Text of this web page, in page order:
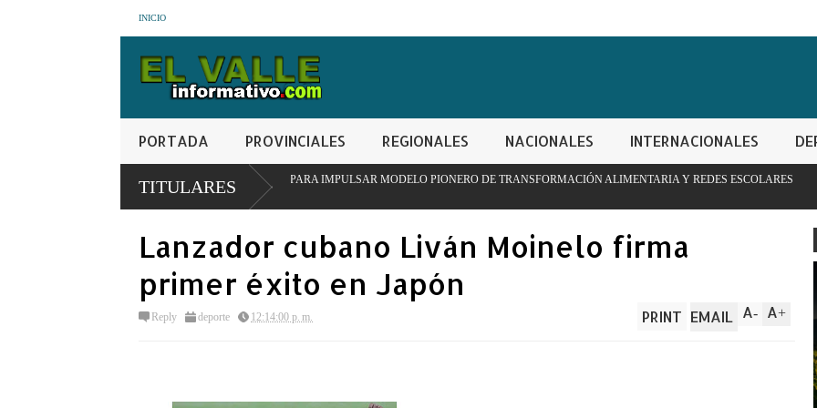
INICIO
PORTADA PROVINCIALES REGIONALES NACIONALES INTERNACIONALES
TITULARES
EN SAN JUAN PARA IMPULSAR MODELO PIONERO DE TRANSFORMACIÓN ALIMENTARIA Y REDES ESCOLARES
PN apresa
Lanzador cubano Liván Moinelo firma
primer éxito en Japón
Reply deporte 12:14:00 p. m. A+
A-
PRINT EMAIL